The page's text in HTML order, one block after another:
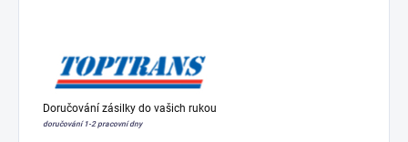
Doručování zásilky do vašich rukou
doručování 1-2 pracovní dny